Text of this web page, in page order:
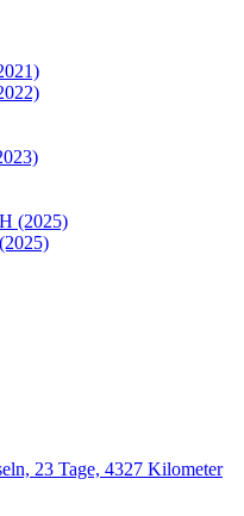
(2025)
23 Tage, 4327 Kilometer